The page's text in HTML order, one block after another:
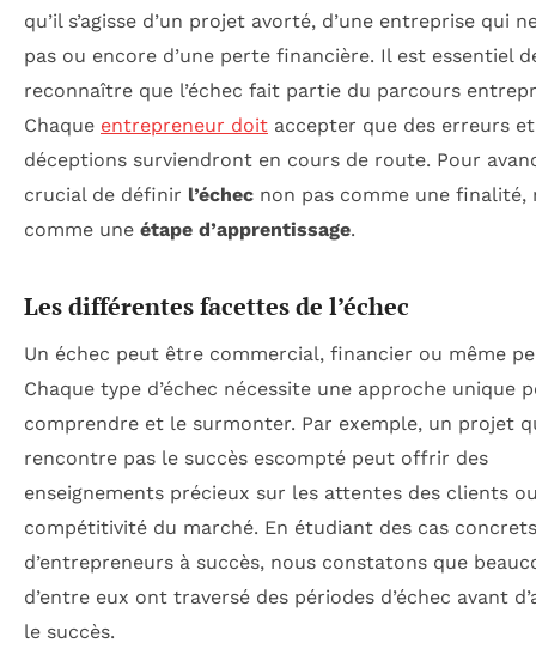
qu’il s’agisse d’un projet avorté, d’une entreprise qui
pas ou encore d’une perte financière. Il est essentiel
reconnaître que l’échec fait partie du parcours
Chaque entrepreneur doit accepter que des erreurs
déceptions surviendront en cours de route. Pour
crucial de définir l’échec non pas comme une finalité,
comme une étape d’apprentissage.
Les différentes facettes de l’échec
Un échec peut être commercial, financier ou même
Chaque type d’échec nécessite une approche unique
comprendre et le surmonter. Par exemple, un projet
rencontre pas le succès escompté peut offrir des
enseignements précieux sur les attentes des clients
compétitivité du marché. En étudiant des cas concrets
d’entrepreneurs à succès, nous constatons que
d’entre eux ont traversé des périodes d’échec avant
le succès.